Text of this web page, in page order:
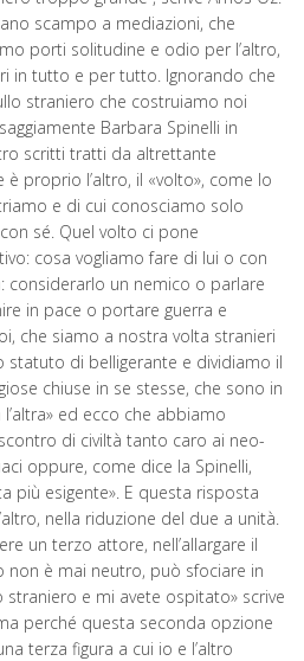
scampo a mediazioni, che
porti solitudine e odio per l’altro,
in tutto e per tutto. Ignorando che
straniero che costruiamo noi
Barbara Spinelli in
scritti tratti da altrettante
proprio l’altro, il «volto», come lo
e di cui conosciamo solo
sé. Quel volto ci pone
cosa vogliamo fare di lui o con
considerarlo un nemico o parlare
in pace o portare guerra e
che siamo a nostra volta stranieri
statuto di belligerante e dividiamo il
chiuse in se stesse, che sono in
ed ecco che abbiamo
di civiltà tanto caro ai neo-
oppure, come dice la Spinelli,
più esigente». E questa risposta
nella riduzione del due a unità.
un terzo attore, nell’allargare il
non è mai neutro, può sfociare in
straniero e mi avete ospitato» scrive
perché questa seconda opzione
terza figura a cui io e l’altro